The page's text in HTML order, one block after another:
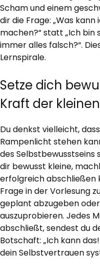
Scham und einem
dir die Frage: „Was
machen?“ statt „Ich bin
immer alles falsch?“.
Lernspirale.
Setze dich
Kraft der
Du denkst vielleicht,
Rampenlicht stehen
des Selbstbewusstseins
dir bewusst kleine,
erfolgreich abschließen
Frage in der Vorlesung
geplant abzugeben
auszuprobieren. Jedes
abschließt, sendest du
Botschaft: „Ich kann
dein Selbstvertrauen